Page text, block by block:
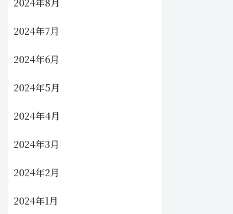
2024年7月
2024年6月
2024年5月
2024年4月
2024年3月
2024年2月
2024年1月